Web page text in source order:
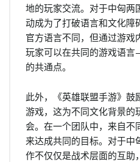
地的玩家交流。对于中匈两
动成为了打破语言和文化障
官方语言不同，但通过游戏
玩家可以在共同的游戏语
的共通点。
此外，《英雄联盟手游》鼓
游戏，这为不同文化背景的
会。在一个团队中，来自不
来达成共同的目标。对于中
作不仅仅是战术层面的互助